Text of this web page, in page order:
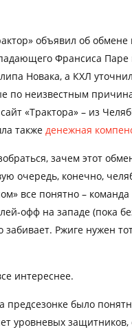
объявил об обмене
Франсиса Паре
Новака, а КХЛ
по неизвестным
«Трактора» – из
также денежная
зачем этот
очередь, конечно,
все понятно – команда
офф на западе (пока
Ржиге нужен
интереснее.
предсезонке было
уровневых